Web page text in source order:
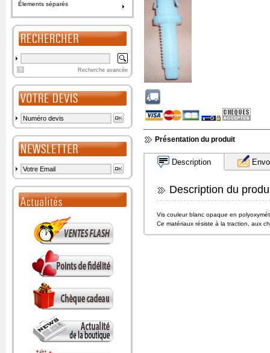
Élements séparés
? Recherche avancée
Présentation du produit
Description
Description du
Vis couleur blanc opaque en
Ce matériaux résiste à la traction, aux